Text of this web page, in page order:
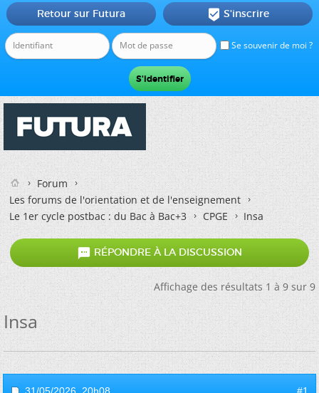
Se souvenir de moi ?
Retour sur Futura  S'inscrire
Forum
Les forums de l'orientation et de l'enseignement
Le 1er cycle postbac : du Bac à Bac+3
CPGE Insa
 RÉPONDRE À LA DISCUSSION
Affichage des résultats 1 à 9 sur 9
Insa